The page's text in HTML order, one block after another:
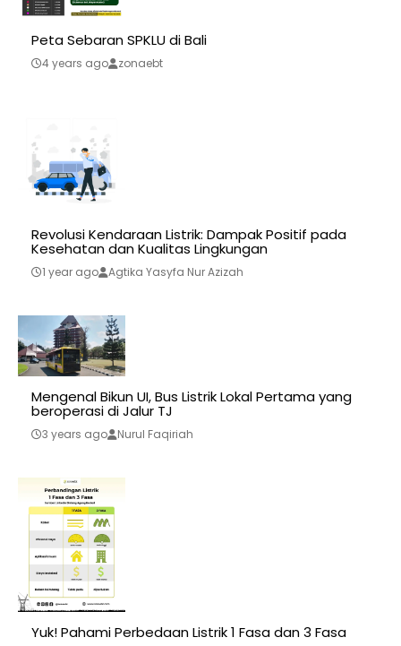
Peta Sebaran SPKLU di Bali
4 years ago zonaebt
Revolusi Kendaraan Listrik: Dampak Positif pada
Kesehatan dan Kualitas Lingkungan
1 year ago Agtika Yasyfa Nur Azizah
Mengenal Bikun UI, Bus Listrik Lokal Pertama yang
beroperasi di Jalur TJ
3 years ago Nurul Faqiriah
Yuk! Pahami Perbedaan Listrik 1 Fasa dan 3 Fasa